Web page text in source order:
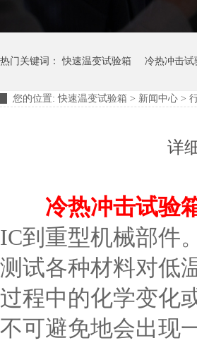
热门关键词：快速温变试验箱 冷热冲击试
您的位置:快速温变试验箱 > 新闻中心 >
详
冷热冲击试验
IC到重型机械部件
测试各种材料对低
过程中的化学变化
不可避免地会出现